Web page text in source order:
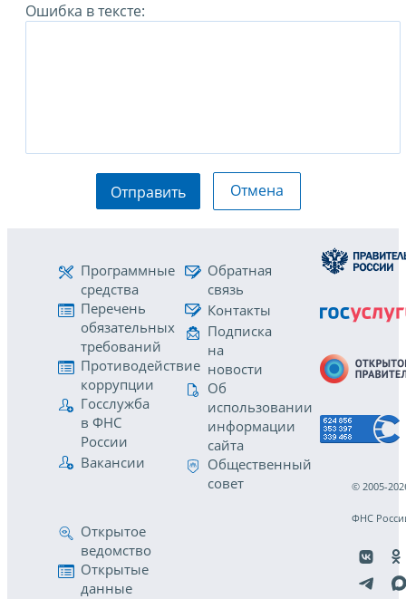
Ошибка в тексте:
Отправить Отмена
Программные
средства
Перечень
обязательных
требований
Противодействие
коррупции
Госслужба
в ФНС
России
Вакансии
Обратная
связь
Контакты
Подписка
на
новости
Об
использовании
информации
сайта
Общественный
совет
Открытое
ведомство
Открытые
данные
© 2005-
ФНС